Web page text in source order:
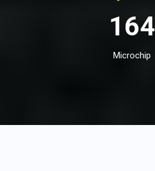
164
Microchip